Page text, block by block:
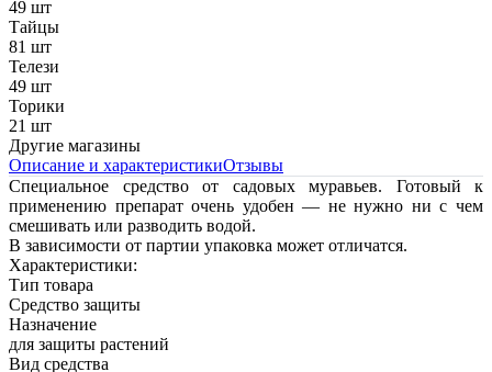
49 шт
Тайцы
81 шт
Телези
49 шт
Торики
21 шт
Другие магазины
Описание и характеристикиОтзывы
Специальное средство от садовых муравьев. Готовый к
применению препарат очень удобен — не нужно ни с чем
смешивать или разводить водой.
В зависимости от партии упаковка может отличатся.
Характеристики:
Тип товара
Средство защиты
Назначение
для защиты растений
Вид средства